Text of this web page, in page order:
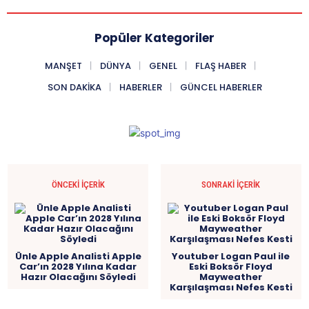
Popüler Kategoriler
MANŞET DÜNYA GENEL
FLAŞ HABER
SON DAKIKA
HABERLER GÜNCEL HABERLER
ÖNCEKI İÇERIK
Ünle Apple Analisti Apple
Car’ın 2028 Yılına Kadar
Hazır Olacağını Söyledi
SONRAKI İÇERIK
Youtuber Logan Paul ile
Eski Boksör Floyd
Mayweather
Karşılaşması Nefes Kesti